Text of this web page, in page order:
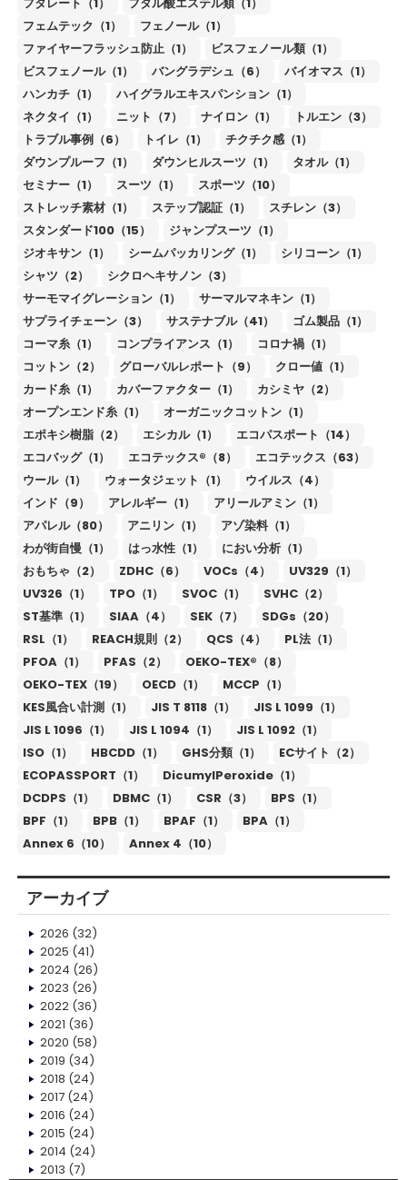
フタレート（1）
フタル酸エステル類（1）
フェムテック（1）
フェノール（1）
ファイヤーフラッシュ防止（1）
ビスフェノール類（1）
ビスフェノール（1）
バングラデシュ（6）
バイオマス（1）
ハンカチ（1）
ハイグラルエキスパンション（1）
ネクタイ（1）
ニット（7） ナイロン（1）
トルエン（3）
トラブル事例（6）
トイレ（1）
チクチク感（1）
ダウンプルーフ（1）
ダウンヒルスーツ（1）
タオル（1）
セミナー（1）
スーツ（1）
スポーツ（10）
ストレッチ素材（1）
ステップ認証（1）
スチレン（3）
スタンダード100（15）
ジャンプスーツ（1）
ジオキサン（1）
シームパッカリング（1）
シリコーン（1）
シャツ（2）
シクロヘキサノン（3）
サーモマイグレーション（1）
サーマルマネキン（1）
サプライチェーン（3）
サステナブル（41）
ゴム製品（1）
コーマ糸（1）
コンプライアンス（1）
コロナ禍（1）
コットン（2）
グローバルレポート（9）
クロー値（1）
カード糸（1）
カバーファクター（1）
カシミヤ（2）
オープンエンド糸（1）
オーガニックコットン（1）
エポキシ樹脂（2）
エシカル（1）
エコパスポート（14）
エコバッグ（1）
エコテックス®（8）
エコテックス（63）
ウール（1）
ウォータジェット（1）
ウイルス（4）
インド（9）
アレルギー（1）
アリールアミン（1）
アパレル（80）
アニリン（1）
アゾ染料（1）
わが街自慢（1）
はっ水性（1）
におい分析（1）
おもちゃ（2）
ZDHC（6） VOCs（4）
UV329（1）
UV326（1）
TPO（1） SVOC（1）
SVHC（2）
ST基準（1）
SIAA（4） SEK（7）
SDGs（20）
RSL（1）
REACH規則（2） QCS（4）
PL法（1）
PFOA（1）
PFAS（2）
OEKO-TEX®（8）
OEKO-TEX（19）
OECD（1）
MCCP（1）
KES風合い計測（1）
JIS T 8118（1）
JIS L 1099（1）
JIS L 1096（1）
JIS L 1094（1）
JIS L 1092（1）
ISO（1）
HBCDD（1） GHS分類（1）
ECサイト（2）
ECOPASSPORT（1）
DicumylPeroxide（1）
DCDPS（1）
DBMC（1） CSR（3）
BPS（1）
BPF（1）
BPB（1） BPAF（1）
BPA（1）
Annex 6（10）
Annex 4（10）
アーカイブ
2026 (32)
2025 (41)
2024 (26)
2023 (26)
2022(36)
2021 (36)
2020 (58)
2019 (34)
2018 (24)
2017(24)
2016 (24)
2015 (24)
2014 (24)
2013 (7)